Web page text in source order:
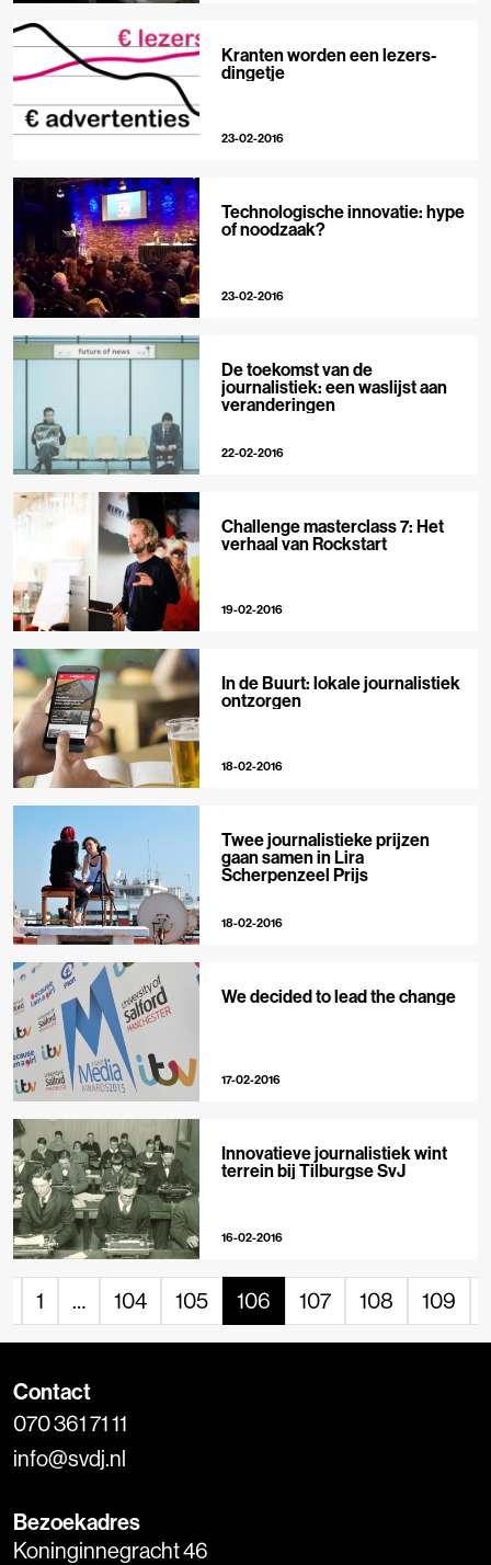
Kranten worden een lezers-
dingetje
23-02-2016
Technologische innovatie: hype
of noodzaak?
23-02-2016
De toekomst van de
journalistiek: een waslijst aan
veranderingen
22-02-2016
Challenge masterclass 7: Het
verhaal van Rockstart
19-02-2016
In de Buurt: lokale journalistiek
ontzorgen
18-02-2016
Twee journalistieke prijzen
gaan samen in Lira
Scherpenzeel Prijs
18-02-2016
We decided to lead the change
17-02-2016
Innovatieve journalistiek wint
terrein bij Tilburgse SvJ
16-02-2016
1 … 104 105 106 107 108 109
Contact
070 361 71 11
info@svdj.nl
Bezoekadres
Koninginnegracht 46